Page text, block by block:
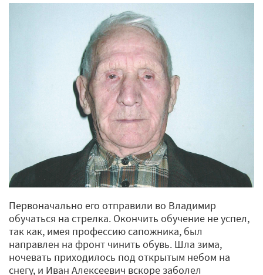
Первоначально его отправили во Владимир
обучаться на стрелка. Окончить обучение не успел,
так как, имея профессию сапожника, был
направлен на фронт чинить обувь. Шла зима,
ночевать приходилось под открытым небом на
снегу, и Иван Алексеевич вскоре заболел